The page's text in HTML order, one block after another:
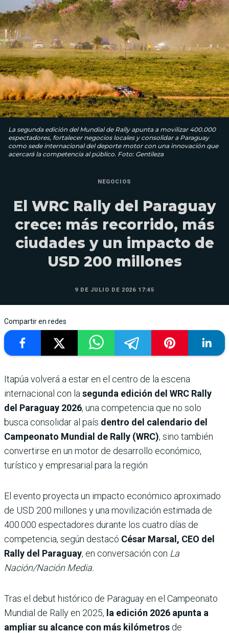
La segunda edición del Mundial de Rally apunta a movilizar 400.000
espectadores, fortalecer negocios locales y consolidar a Paraguay
como sede internacional del deporte motor con una innovación que
acercará la competencia al público. Foto: Gentileza
NEGOCIOS
El WRC Rally del Paraguay
crece: más recorrido, más
ciudades y un impacto de
USD 200 millones
9 DE JULIO DE 2026 17:45
Compartir en redes
Itapúa volverá a estar en el centro de la escena
internacional con la segunda edición del WRC Rally
del Paraguay 2026, una competencia que no solo
busca consolidar al país dentro del calendario del
Campeonato Mundial de Rally (WRC), sino también
convertirse en un motor de desarrollo económico,
turístico y empresarial para la región
El evento proyecta un impacto económico aproximado
de USD 200 millones y una movilización estimada de
400.000 espectadores durante los cuatro días de
competencia, según destacó César Marsal, CEO del
Rally del Paraguay, en conversación con La
Nación/Nación Media.
Tras el debut histórico de Paraguay en el Campeonato
Mundial de Rally en 2025, la edición 2026 apunta a
ampliar su alcance con más kilómetros de